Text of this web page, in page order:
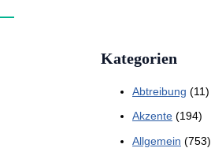
Kategorien
Abtreibung (11)
Akzente (194)
Allgemein (753)